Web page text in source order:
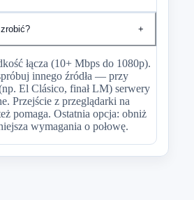
+
łącza (10+ Mbps do 1080p).
innego źródła — przy
El Clásico, finał LM) serwery
Przejście z przeglądarki na
pomaga. Ostatnia opcja: obniż
wymagania o połowę.